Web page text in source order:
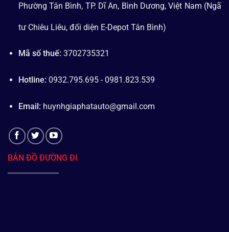
Phường Tân Bình, TP. Dĩ An, Bình Dương, Việt Nam (Ngã
tư Chiêu Liêu, đối diện E-Depot Tân Bình)
Mã số thuế: 3702735321
Hotline: 0932.795.695 - 0981.823.539
Email: huynhgiaphatauto@gmail.com
BẢN ĐỒ ĐƯỜNG ĐI